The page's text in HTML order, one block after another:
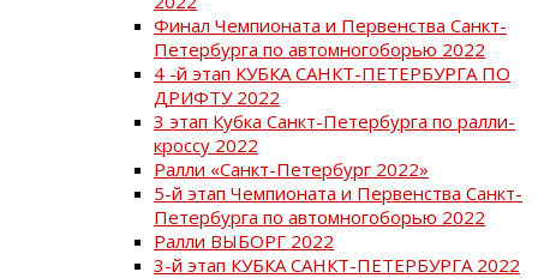
Финал Чемпионата и Первенства Санкт-
Петербурга по автомногоборью 2022
4 -й этап КУБКА САНКТ-ПЕТЕРБУРГА ПО
ДРИФТУ 2022
3 этап Кубка Санкт-Петербурга по ралли-
кроссу 2022
Ралли «Санкт-Петербург 2022»
5-й этап Чемпионата и Первенства Санкт-
Петербурга по автомногоборью 2022
Ралли ВЫБОРГ 2022
3-й этап КУБКА САНКТ-ПЕТЕРБУРГА 2022